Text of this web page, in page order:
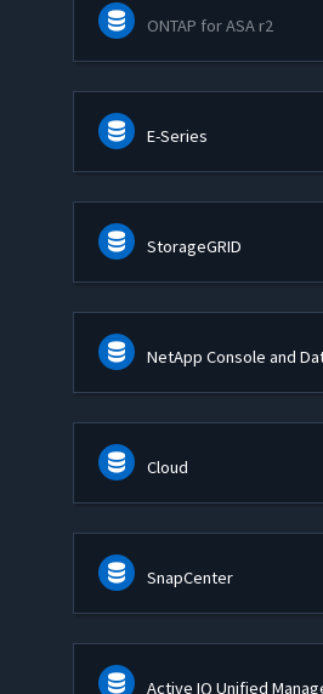
ONTAP for ASA r2
E-Series
StorageGRID
NetApp Console and
Cloud
SnapCenter
Active IQ Unified